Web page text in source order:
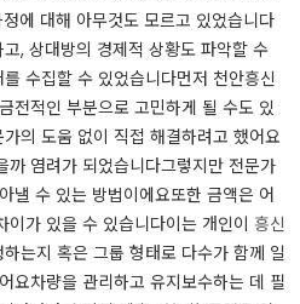
에 대해 아무것도 모르고 있었습니다
, 상대방의 경제적 상황도 파악할 수
수집할 수 있었습니다​​​먼저 천안흥신
전적인 부분으로 고민하게 될 수도 있
의 도움 없이 직접 해결하려고 했어요
까 염려가 되었습니다그렇지만 전문가
낼 수 있는 방법이에요또한 금액은 어
가 있을 수 있습니다이는 개인이 흥신
는지 혹은 그룹 형태로 다수가 함께 일
요차량을 관리하고 유지보수하는 데 필